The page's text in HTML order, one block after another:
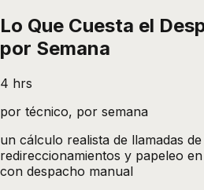
Lo Que Cuesta el
por Semana
4 hrs
por técnico, por semana
un cálculo realista de llamadas
redireccionamientos y papeleo
con despacho manual